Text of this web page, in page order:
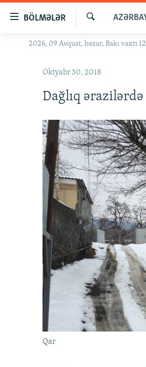
naviqasiyaya
BÖLMƏLƏR
GÜNDƏM
#ƏSLINDƏ
FƏRQƏ BAX
QANUNI DOĞRU
ARAŞDIRMA
MULTIMEDIA
FOTOQALEREYA
İNFOQRAFIKA
KARIKATURA
RADIO ARXIV
AZƏRBAYCAN ƏDƏBIYYATI KITABXANASI
İSLAM VƏ DEMOKRATIYA
İZ - MƏDƏNIYYƏT PROQRAMI
HAQQIMIZDA
MISSIYAMIZ
PEŞƏ ETIKASI VƏ JURNALISTIKA
STANDARTLARIMIZ
MATERIALLARIMIZDAN ISTIFADƏ
AZADLIQRADIOSU MOBIL TELEFONUNUZDA
BIZIMLƏ ƏLAQƏ
Axtar
2026, 09 Avqust, bazar, Bakı vaxtı
Oktyabr 30, 2018
Dağlıq
Qar